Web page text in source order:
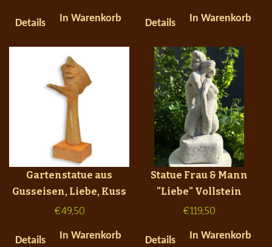
Details In Warenkorb Details In Warenkorb
Gartenstatue aus
Gusseisen, Liebe, Kuss
€49,50
Details In Warenkorb
Statue Frau & Mann
"Liebe" Vollstein
€119,50
Details In Warenkorb